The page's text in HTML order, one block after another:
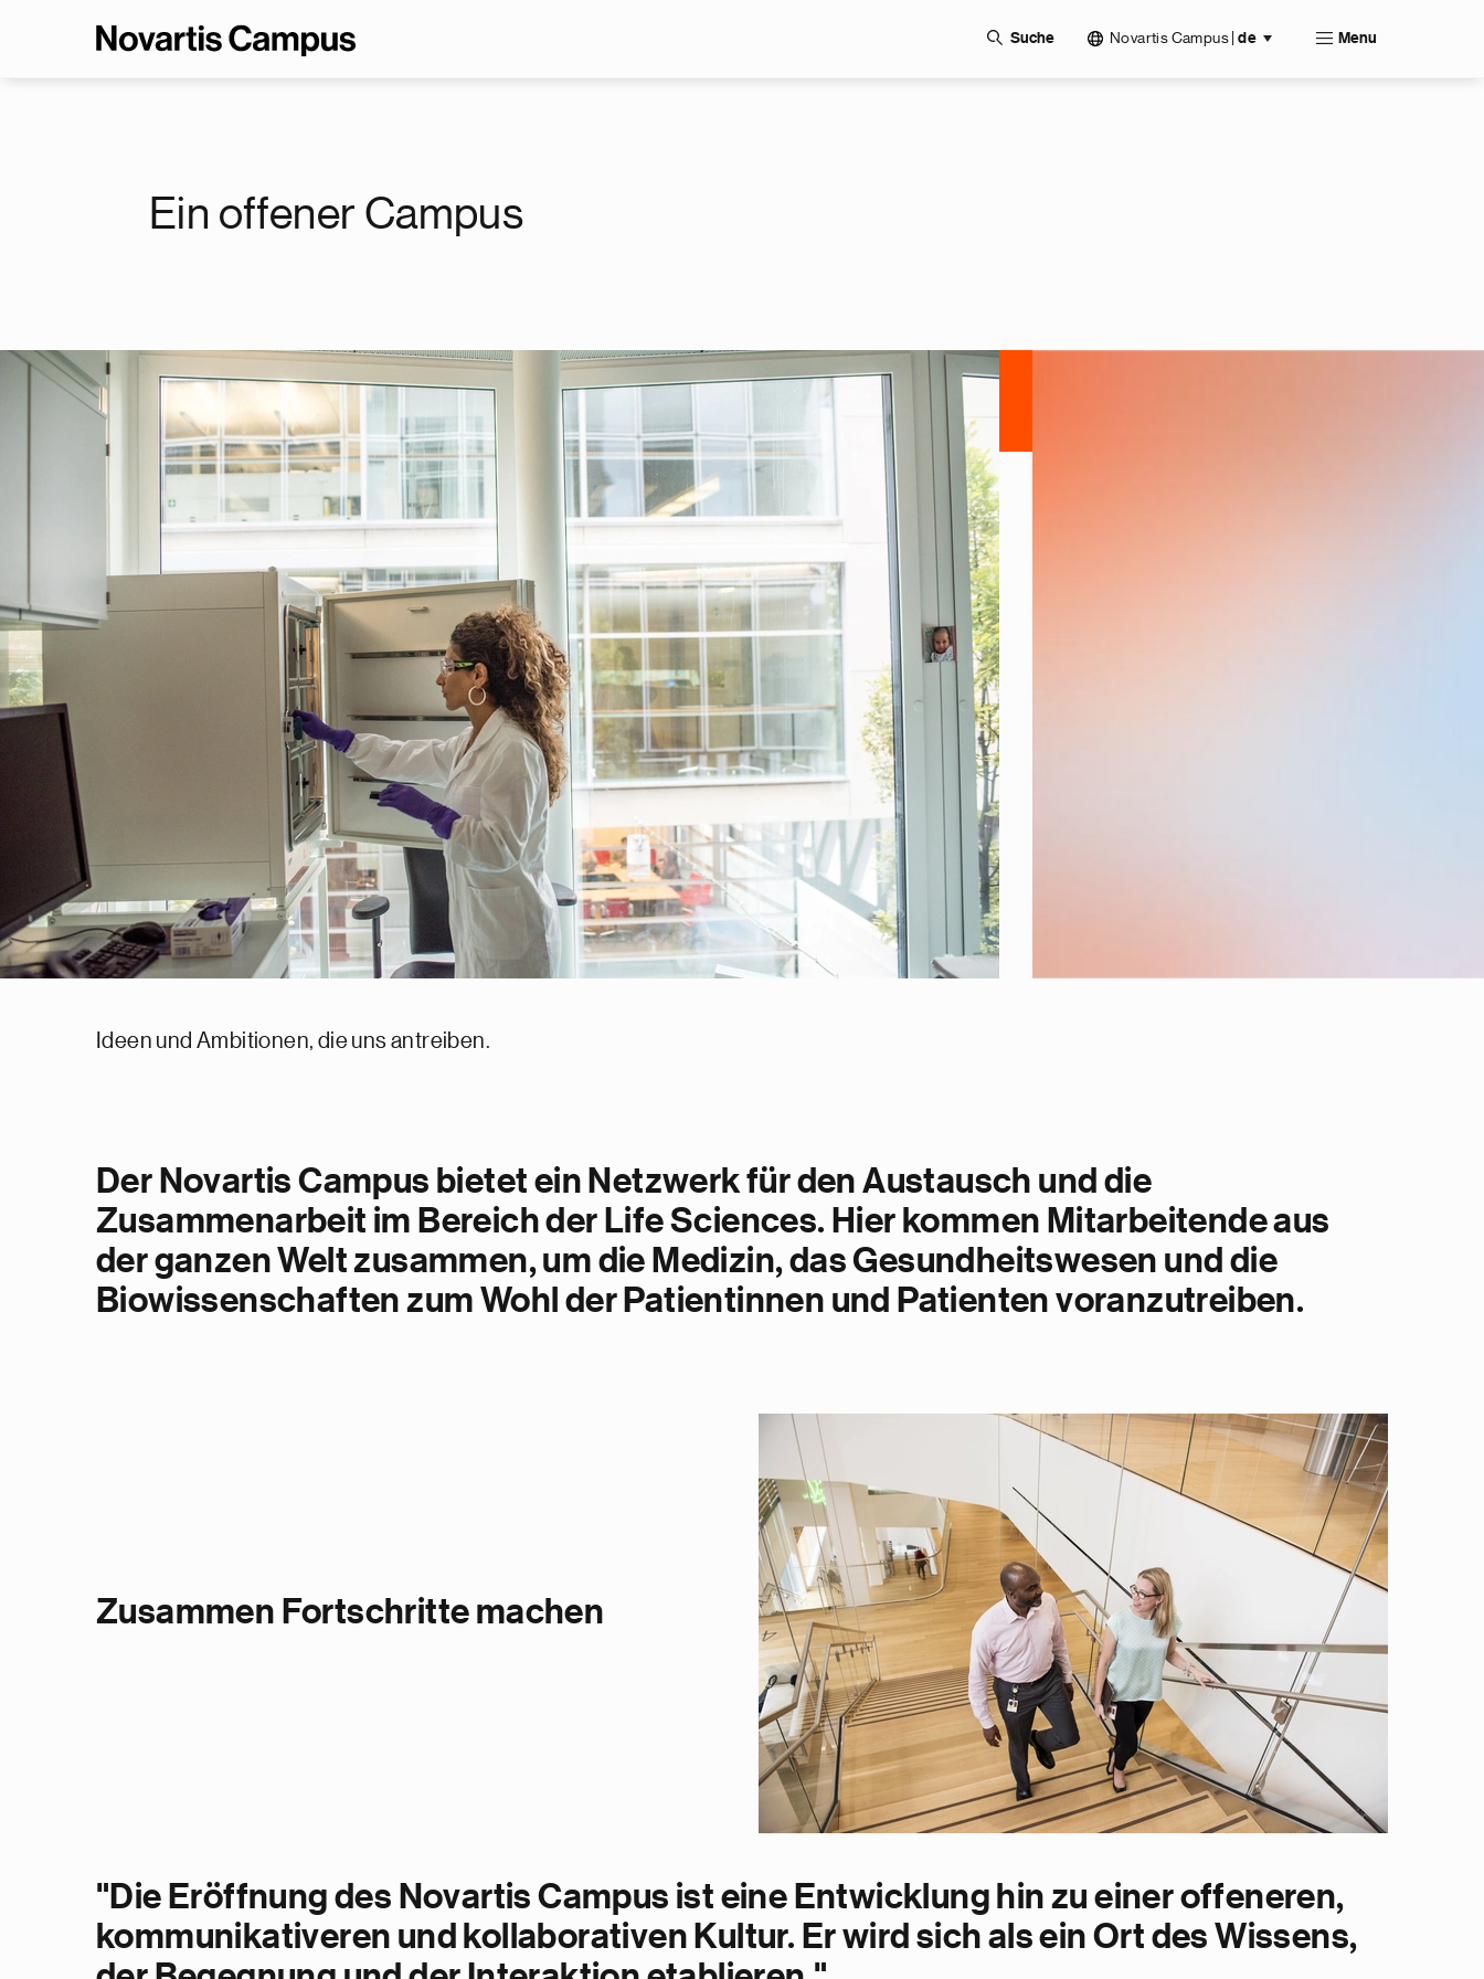
Suche Novartis Campus de Menu
Ein offener Campus
Ideen und Ambitionen, die uns antreiben.
Der Novartis Campus bietet ein Netzwerk für den Austausch und die
Zusammenarbeit im Bereich der Life Sciences. Hier kommen Mitarbeitende aus
der ganzen Welt zusammen, um die Medizin, das Gesundheitswesen und die
Biowissenschaften zum Wohl der Patientinnen und Patienten voranzutreiben.
Zusammen Fortschritte machen
"Die Eröffnung des Novartis Campus ist eine Entwicklung hin zu einer offeneren,
kommunikativeren und kollaborativen Kultur. Er wird sich als ein Ort des Wissens,